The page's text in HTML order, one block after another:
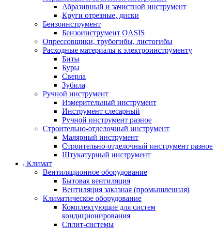
Абразивный и зачистной инструмент
Круги отрезные, диски
Бензоинструмент
Бензоинструмент OASIS
Опрессовщики, трубогибы, листогибы
Расходные материалы к электроинструменту
Биты
Буры
Сверла
Зубила
Ручной инструмент
Измерительный инструмент
Инструмент слесарный
Ручной инструмент разное
Строительно-отделочный инструмент
Малярный инструмент
Строительно-отделочный инструмент разное
Штукатурный инструмент
Климат
Вентиляционное оборудование
Бытовая вентиляция
Вентиляция заказная (промышленная)
Климатическое оборудование
Комплектующие для систем
кондиционирования
Сплит-системы